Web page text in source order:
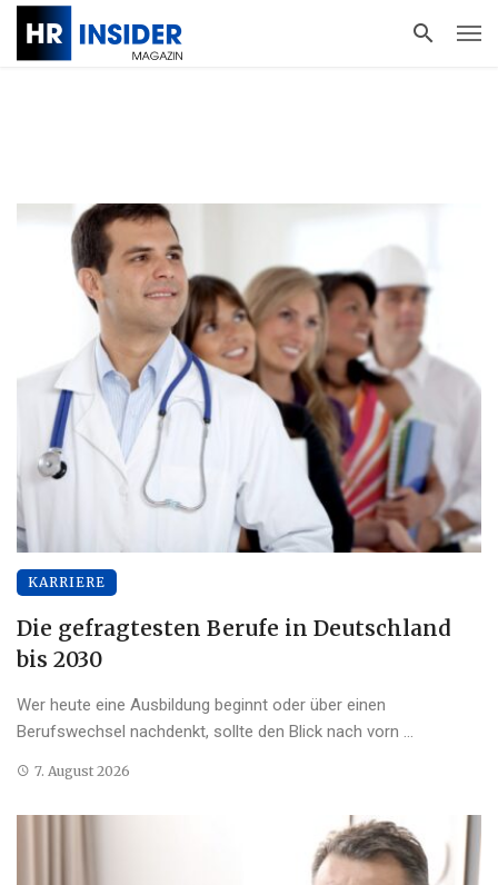
KARRIERE
Die gefragtesten Berufe in Deutschland
bis 2030
Wer heute eine Ausbildung beginnt oder über einen
Berufswechsel nachdenkt, sollte den Blick nach vorn ...
7. August 2026